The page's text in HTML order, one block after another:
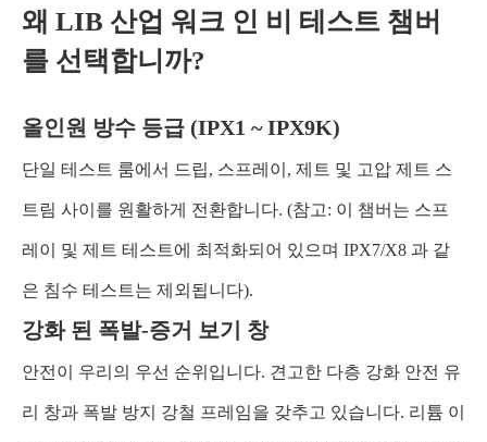
왜 LIB 산업 워크 인 비 테스트 챔버
를 선택합니까?
올인원 방수 등급 (IPX1 ~ IPX9K)
단일 테스트 룸에서 드립, 스프레이, 제트 및 고압 제트 스
트림 사이를 원활하게 전환합니다. (참고: 이 챔버는 스프
레이 및 제트 테스트에 최적화되어 있으며 IPX7/X8 과 같
은 침수 테스트는 제외됩니다).
강화 된 폭발-증거 보기 창
안전이 우리의 우선 순위입니다. 견고한 다층 강화 안전 유
리 창과 폭발 방지 강철 프레임을 갖추고 있습니다. 리튬 이